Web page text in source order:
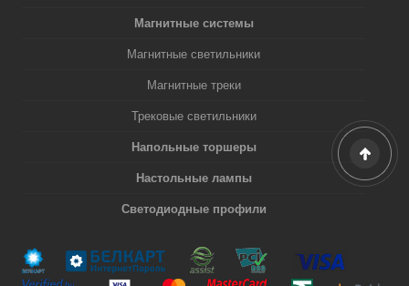
Магнитные системы
Магнитные светильники
Магнитные треки
Трековые светильники
Напольные торшеры
Настольные лампы
Светодиодные профили